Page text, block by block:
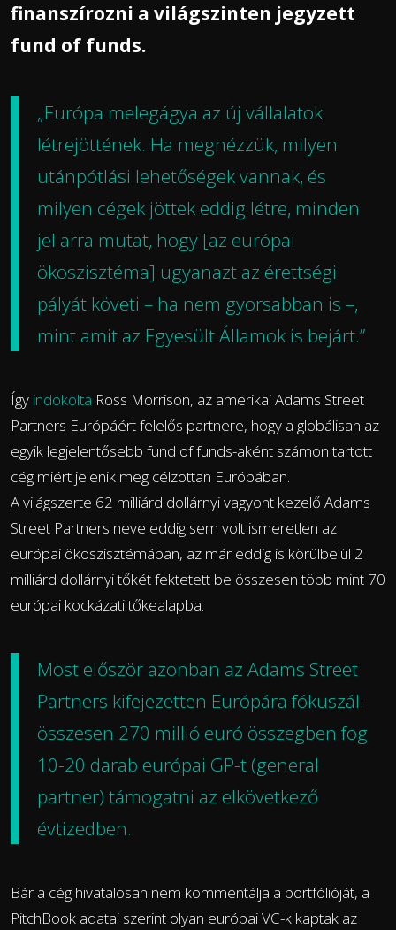
finanszírozni a világszinten jegyzett
fund of funds.
„Európa melegágya az új vállalatok
létrejöttének. Ha megnézzük, milyen
utánpótlási lehetőségek vannak, és
milyen cégek jöttek eddig létre, minden
jel arra mutat, hogy [az európai
ökoszisztéma] ugyanazt az érettségi
pályát követi – ha nem gyorsabban is –,
mint amit az Egyesült Államok is bejárt.”
Így indokolta Ross Morrison, az amerikai Adams Street
Partners Európáért felelős partnere, hogy a globálisan az
egyik legjelentősebb fund of funds-aként számon tartott
cég miért jelenik meg célzottan Európában.
A világszerte 62 milliárd dollárnyi vagyont kezelő Adams
Street Partners neve eddig sem volt ismeretlen az
európai ökoszisztémában, az már eddig is körülbelül 2
milliárd dollárnyi tőkét fektetett be összesen több mint 70
európai kockázati tőkealapba.
Most először azonban az Adams Street
Partners kifejezetten Európára fókuszál:
összesen 270 millió euró összegben fog
10-20 darab európai GP-t (general
partner) támogatni az elkövetkező
évtizedben.
Bár a cég hivatalosan nem kommentálja a portfólióját, a
PitchBook adatai szerint olyan európai VC-k kaptak az